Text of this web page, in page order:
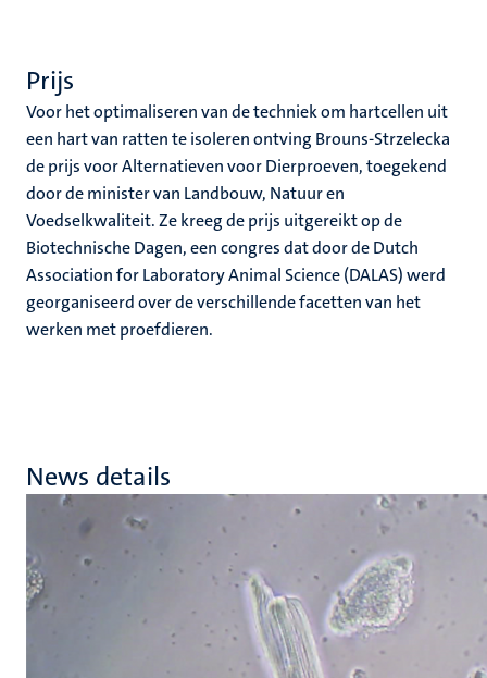
Prijs
Voor het optimaliseren van de techniek om hartcellen uit
een hart van ratten te isoleren ontving Brouns-Strzelecka
de prijs voor Alternatieven voor Dierproeven, toegekend
door de minister van Landbouw, Natuur en
Voedselkwaliteit. Ze kreeg de prijs uitgereikt op de
Biotechnische Dagen, een congres dat door de Dutch
Association for Laboratory Animal Science (DALAS) werd
georganiseerd over de verschillende facetten van het
werken met proefdieren.
News details